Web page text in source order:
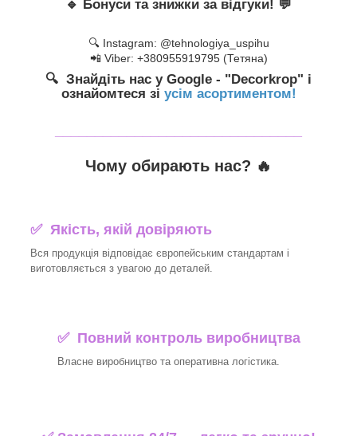
🔹 Бонуси та знижки за відгуки! 💬
🔍 Instagram: @tehnologiya_uspihu
📲 Viber: +380955919795 (Тетяна)
🔍 Знайдіть нас у Google - "Decorkrop" і
ознайомтеся зі усім асортиментом!
Чому обирають нас? 🔥
✅ Якість, якій довіряють
Вся продукція відповідає європейським стандартам і
виготовляється з увагою до деталей.
✅ Повний контроль виробництва
Власне виробництво та оперативна логістика.